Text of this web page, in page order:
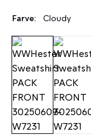
Farve: Cloudy